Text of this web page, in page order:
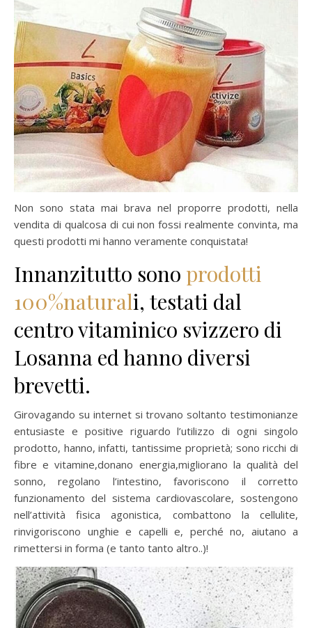
Non sono stata mai brava nel proporre prodotti, nella
vendita di qualcosa di cui non fossi realmente convinta, ma
questi prodotti mi hanno veramente conquistata!
Innanzitutto sono prodotti
100%naturali, testati dal
centro vitaminico svizzero di
Losanna ed hanno diversi
brevetti.
Girovagando su internet si trovano soltanto testimonianze
entusiaste e positive riguardo l’utilizzo di ogni singolo
prodotto, hanno, infatti, tantissime proprietà; sono ricchi di
fibre e vitamine,donano energia,migliorano la qualità del
sonno, regolano l’intestino, favoriscono il corretto
funzionamento del sistema cardiovascolare, sostengono
nell’attività fisica agonistica, combattono la cellulite,
rinvigoriscono unghie e capelli e, perché no, aiutano a
rimettersi in forma (e tanto tanto altro..)!